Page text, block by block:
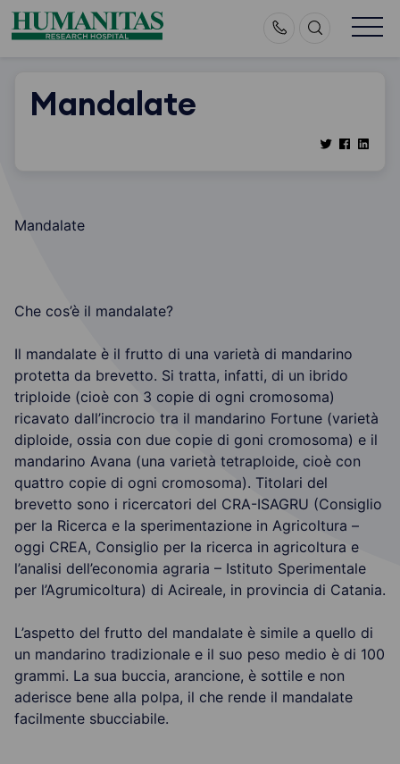
Skip
to
Mandalate
Mandalate
Che cos’è il mandalate?
Il mandalate è il frutto di una varietà di mandarino
protetta da brevetto. Si tratta, infatti, di un ibrido
triploide (cioè con 3 copie di ogni cromosoma)
ricavato dall’incrocio tra il mandarino Fortune (varietà
diploide, ossia con due copie di goni cromosoma) e il
mandarino Avana (una varietà tetraploide, cioè con
quattro copie di ogni cromosoma). Titolari del
brevetto sono i ricercatori del CRA-ISAGRU (Consiglio
per la Ricerca e la sperimentazione in Agricoltura –
oggi CREA, Consiglio per la ricerca in agricoltura e
l’analisi dell’economia agraria – Istituto Sperimentale
per l’Agrumicoltura) di Acireale, in provincia di Catania.
L’aspetto del frutto del mandalate è simile a quello di
un mandarino tradizionale e il suo peso medio è di 100
grammi. La sua buccia, arancione, è sottile e non
aderisce bene alla polpa, il che rende il mandalate
facilmente sbucciabile.